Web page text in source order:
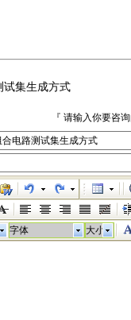
试集生成方式
『 请输入你要咨
字体 大小